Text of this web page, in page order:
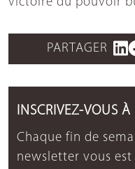
PARTAGER
INSCRIVEZ-VOUS
Chaque fin de
newsletter vous